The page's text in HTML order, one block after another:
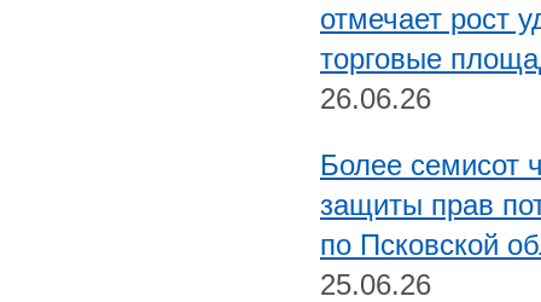
отмечает рост
торговые
26.06.26
Более семисот
защиты прав
по Псковской
25.06.26